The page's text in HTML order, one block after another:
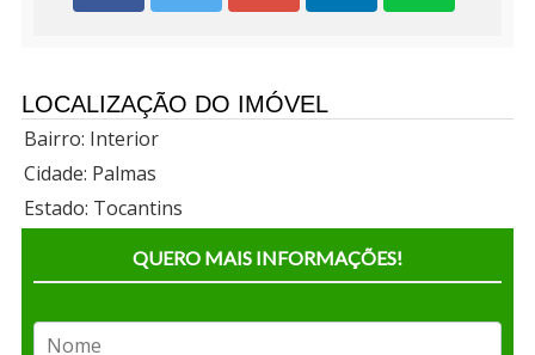
LOCALIZAÇÃO DO IMÓVEL
Bairro: Interior
Cidade: Palmas
Estado: Tocantins
QUERO MAIS INFORMAÇÕES!